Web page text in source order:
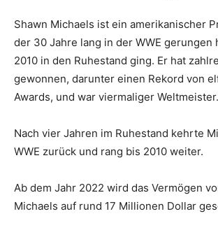
Shawn Michaels ist ein amerikanischer
der 30 Jahre lang in der WWE gerungen
2010 in den Ruhestand ging. Er hat
gewonnen, darunter einen Rekord von
Awards, und war viermaliger Weltmeister.
Nach vier Jahren im Ruhestand kehrte
WWE zurück und rang bis 2010 weiter.
Ab dem Jahr 2022 wird das Vermögen
Michaels auf rund 17 Millionen Dollar